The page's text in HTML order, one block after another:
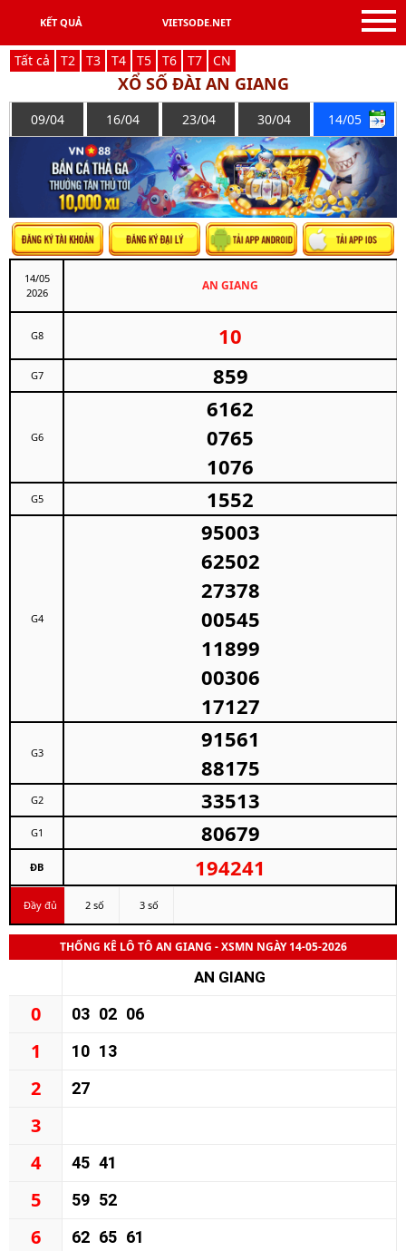
KẾT QUẢ VIETSODE.NET
Tất cả T2 T3 T4 T5 T6 T7 CN
XỔ SỐ ĐÀI AN GIANG
09/04 16/04 23/04 30/04 14/05
14/05
2026
AN GIANG
G8 10
G7 859
G6
6162
0765
1076
G5 1552
G4
95003
62502
27378
00545
11899
00306
17127
G3
91561
88175
G2 33513
G1 80679
ĐB 194241
Đầy đủ 2 số 3 số
THỐNG KÊ LÔ TÔ AN GIANG - XSMN NGÀY 14-05-2026
AN GIANG
0 03 02 06
1 10 13
2 27
3
4
45 41
5 59 52
6 62 65 61